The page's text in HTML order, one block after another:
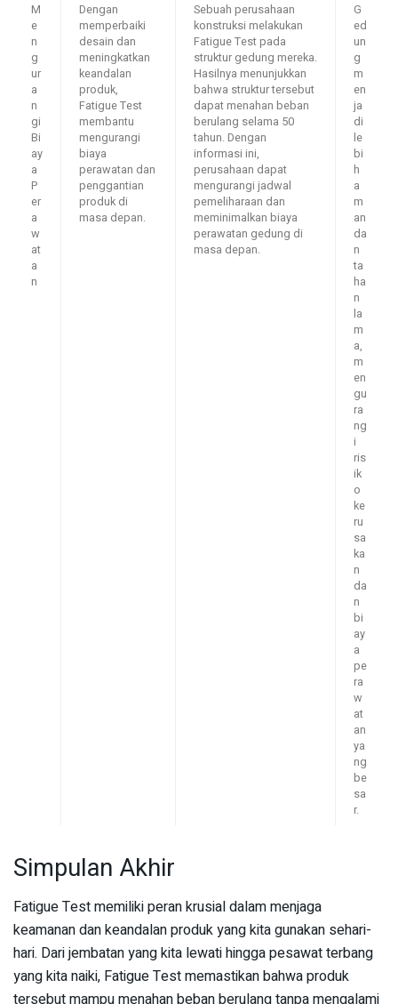
M
e
n
g
ur
a
n
gi
Bi
ay
a
P
er
a
w
at
a
n
Dengan
memperbaiki
desain dan
meningkatkan
keandalan
produk,
Fatigue Test
membantu
mengurangi
biaya
perawatan dan
penggantian
produk di
masa depan.
Sebuah perusahaan
konstruksi melakukan
Fatigue Test pada
struktur gedung mereka.
Hasilnya menunjukkan
bahwa struktur tersebut
dapat menahan beban
berulang selama 50
tahun. Dengan
informasi ini,
perusahaan dapat
mengurangi jadwal
pemeliharaan dan
meminimalkan biaya
perawatan gedung di
masa depan.
G
ed
un
g
m
en
ja
di
le
bi
h
a
m
an
da
n
ta
ha
n
la
m
a,
m
en
gu
ra
ng
i
ris
ik
o
ke
ru
sa
ka
n
da
n
bi
ay
a
pe
ra
w
at
an
ya
ng
be
sa
r.
Simpulan Akhir
Fatigue Test memiliki peran krusial dalam menjaga
keamanan dan keandalan produk yang kita gunakan sehari-
hari. Dari jembatan yang kita lewati hingga pesawat terbang
yang kita naiki, Fatigue Test memastikan bahwa produk
tersebut mampu menahan beban berulang tanpa mengalami